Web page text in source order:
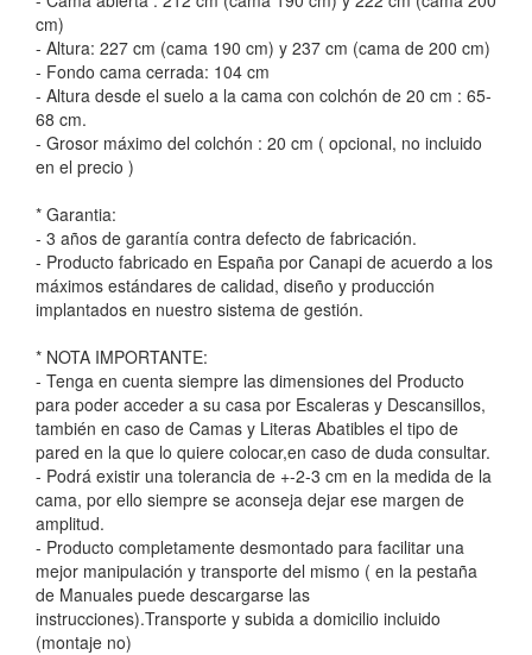
cm)
- Altura: 227 cm (cama 190 cm) y 237 cm (cama de 200 cm)
- Fondo cama cerrada: 104 cm
- Altura desde el suelo a la cama con colchón de 20 cm : 65-
68 cm.
- Grosor máximo del colchón : 20 cm ( opcional, no incluido
en el precio )
* Garantia:
- 3 años de garantía contra defecto de fabricación.
- Producto fabricado en España por Canapi de acuerdo a los
máximos estándares de calidad, diseño y producción
implantados en nuestro sistema de gestión.
* NOTA IMPORTANTE:
- Tenga en cuenta siempre las dimensiones del Producto
para poder acceder a su casa por Escaleras y Descansillos,
también en caso de Camas y Literas Abatibles el tipo de
pared en la que lo quiere colocar,en caso de duda consultar.
- Podrá existir una tolerancia de +-2-3 cm en la medida de la
cama, por ello siempre se aconseja dejar ese margen de
amplitud.
- Producto completamente desmontado para facilitar una
mejor manipulación y transporte del mismo ( en la pestaña
de Manuales puede descargarse las
instrucciones).Transporte y subida a domicilio incluido
(montaje no)